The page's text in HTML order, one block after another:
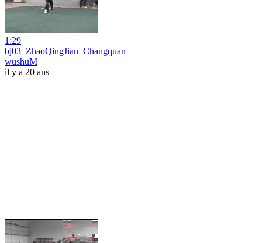
1:29
bj03_ZhaoQingJian_Changquan
wushuM
il y a 20 ans